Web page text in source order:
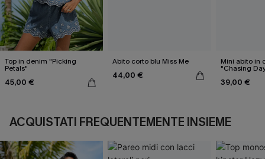
Top in denim "Picking
Petals"
45,00 €
Abito corto blu Miss Me
44,00 €
Mini abito in
"Chasing
39,00 €
ACQUISTATI FREQUENTEMENTE INSIEME